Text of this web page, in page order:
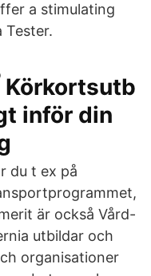
a stimulating
Tester.
Körkortsutb
inför din
du t ex på
är också Vård-
utbildar och
organisationer